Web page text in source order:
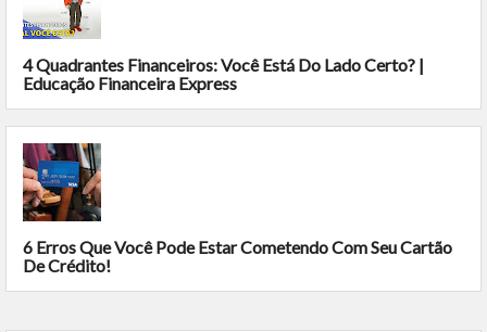
4 Quadrantes Financeiros: Você Está Do Lado Certo? |
Educação Financeira Express
6 Erros Que Você Pode Estar Cometendo Com Seu Cartão
De Crédito!